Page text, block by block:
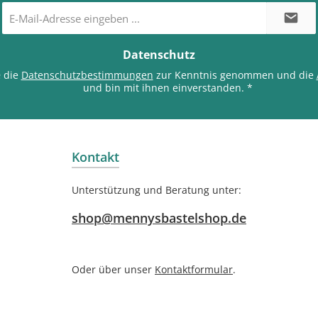
Mail-
Adresse
Datenschutz
die Datenschutzbestimmungen zur Kenntnis genommen und die
und bin mit ihnen einverstanden. *
Kontakt
Unterstützung und Beratung unter:
shop@mennysbastelshop.de
Oder über unser Kontaktformular.